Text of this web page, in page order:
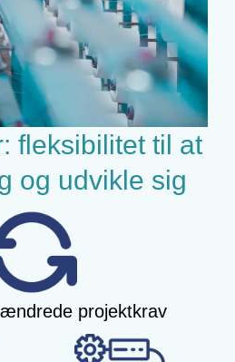
fleksibilitet til at
og udvikle sig
projektkrav